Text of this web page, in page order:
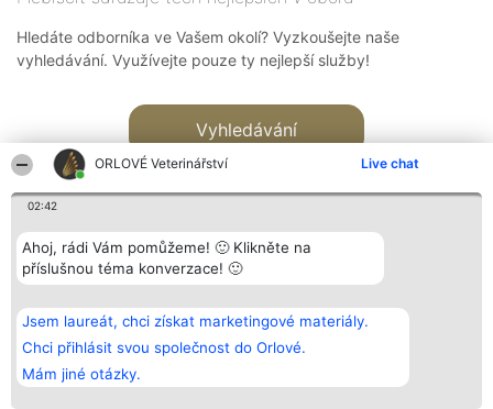
ORLOVÉ Veterinářství Live chat
02:42
Ahoj, rádi Vám pomůžeme! 🙂 Klikněte na
příslušnou téma konverzace! 🙂
Jsem laureát, chci získat marketingové materiály.
Chci přihlásit svou společnost do Orlové.
Mám jiné otázky.
Hledáte odborníka ve Vašem okolí? Vyzkoušejte naše
vyhledávání. Využívejte pouze ty nejlepší služby!
Vyhledávání
Bright Side Solutions sp. z o.
o. sp. k.
ul. Ruska 22
Wrocław 50-079
KRS 0000749100 | Regon
381313360 | NIP 8943132676
Vítězové
Seznam všech
laureátů
Zásady
Zásady
Kontakt